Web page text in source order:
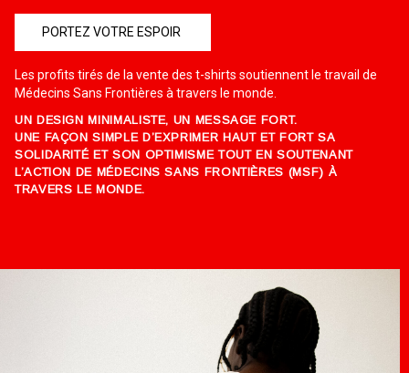
PORTEZ VOTRE ESPOIR
Les profits tirés de la vente des t-shirts soutiennent le travail de
Médecins Sans Frontières à travers le monde.
UN DESIGN MINIMALISTE, UN MESSAGE FORT.
UNE FAÇON SIMPLE D’EXPRIMER HAUT ET FORT SA
SOLIDARITÉ ET SON OPTIMISME TOUT EN SOUTENANT
L’ACTION DE MÉDECINS SANS FRONTIÈRES (MSF) À
TRAVERS LE MONDE.